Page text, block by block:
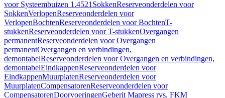
voor Systeembuizen 1.4521 SokkenReserveonderdelen voor
SokkenVerlopenReserveonderdelen voor
VerlopenBochtenReserveonderdelen voor BochtenT-
stukkenReserveonderdelen voor T-stukkenOvergangen
permanentReserveonderdelen voor Overgangen
permanentOvergangen en verbindingen,
demontabelReserveonderdelen voor Overgangen en verbindingen,
demontabelEindkappenReserveonderdelen voor
EindkappenMuurplatenReserveonderdelen voor
MuurplatenCompensatorenReserveonderdelen voor
CompensatorenDoorvoeringenGeberit Mapress rvs, FKM